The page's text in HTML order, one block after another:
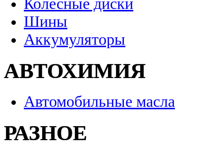
Колесные диски
Шины
Аккумуляторы
АВТОХИМИЯ
Автомобильные масла
РАЗНОЕ